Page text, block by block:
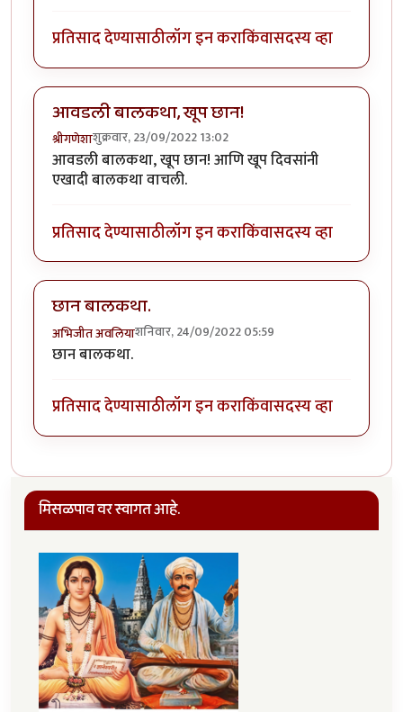
प्रतिसाद देण्यासाठीलॉग इन कराकिंवासदस्य व्हा
आवडली बालकथा, खूप छान!
श्रीगणेशाशुक्रवार, 23/09/2022 13:02
आवडली बालकथा, खूप छान! आणि खूप दिवसांनी
एखादी बालकथा वाचली.
प्रतिसाद देण्यासाठीलॉग इन कराकिंवासदस्य व्हा
छान बालकथा.
अभिजीत अवलियाशनिवार, 24/09/2022 05:59
छान बालकथा.
प्रतिसाद देण्यासाठीलॉग इन कराकिंवासदस्य व्हा
मिसळपाव वर स्वागत आहे.